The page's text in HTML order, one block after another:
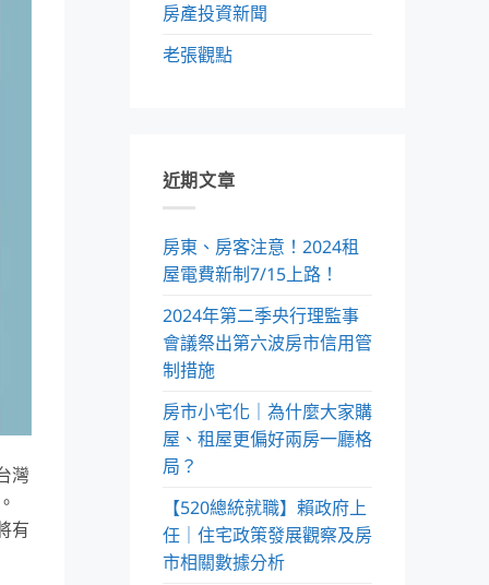
灣
有
房產投資新聞
老張觀點
近期文章
房東、房客注意！2024租
屋電費新制7/15上路！
2024年第二季央行理監事
會議祭出第六波房市信用管
制措施
房市小宅化｜為什麼大家購
屋、租屋更偏好兩房一廳格
局？
【520總統就職】賴政府上
任｜住宅政策發展觀察及房
市相關數據分析